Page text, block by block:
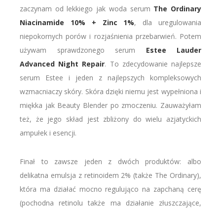
zaczynam od lekkiego jak woda serum The Ordinary
Niacinamide 10% + Zinc 1%, dla uregulowania
niepokornych porów i rozjaśnienia przebarwień. Potem
używam sprawdzonego serum Estee Lauder
Advanced Night Repair. To zdecydowanie najlepsze
serum Estee i jeden z najlepszych kompleksowych
wzmacniaczy skóry. Skóra dzięki niemu jest wypełniona i
miękka jak Beauty Blender po zmoczeniu. Zauważyłam
też, że jego skład jest zbliżony do wielu azjatyckich
ampułek i esencji.
Finał to zawsze jeden z dwóch produktów: albo
delikatna emulsja z retinoidem 2% (także The Ordinary),
która ma działać mocno regulująco na zapchaną cerę
(pochodna retinolu także ma działanie złuszczające,